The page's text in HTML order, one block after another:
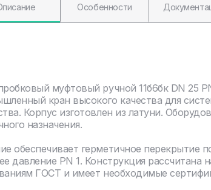
Особенности
муфтовый ручной 11б6бк DN 25
кран высокого качества для
Корпус изготовлен из латуни.
назначения.
обеспечивает герметичное
давление PN 1. Конструкция
ГОСТ и имеет необходимые